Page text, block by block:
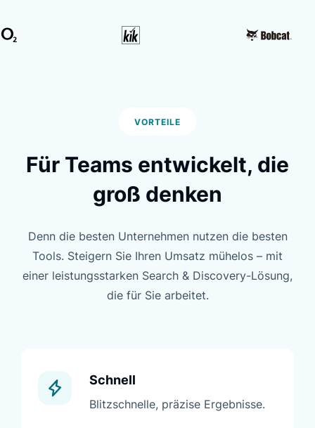
VORTEILE
Für Teams entwickelt, die
groß denken
Denn die besten Unternehmen nutzen die besten
Tools. Steigern Sie Ihren Umsatz mühelos – mit
einer leistungsstarken Search & Discovery-Lösung,
die für Sie arbeitet.
Schnell
Blitzschnelle, präzise Ergebnisse.